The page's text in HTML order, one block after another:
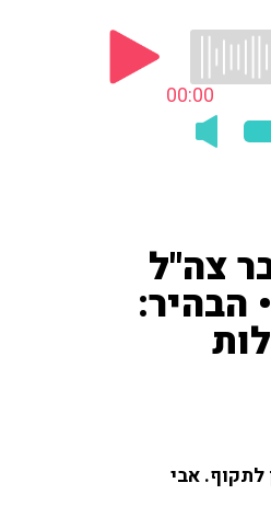
00:00
צה"ל
הבהיר:
אבי